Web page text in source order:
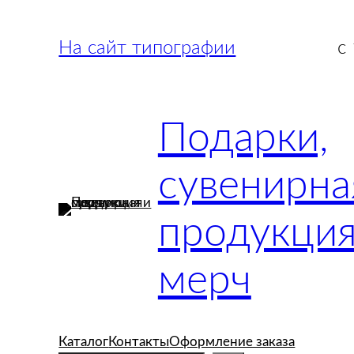
содержимомуНа сайт типографии с
Подарки,
мерч
КаталогКонтактыОформление заказа